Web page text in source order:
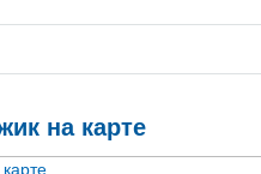
на карте